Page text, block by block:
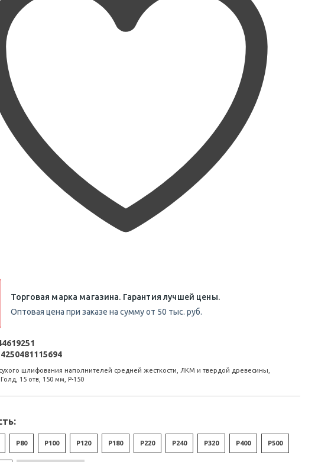
Торговая марка магазина. Гарантия лучшей цены.
Оптовая цена при заказе на сумму от 50 тыс. руб.
4250481115694
шлифования наполнителей средней жесткости, ЛКМ и твердой древесины,
15 отв, 150 мм, Р-150
P80 P100 P120 P180 P220 P240 P320 P400 P500